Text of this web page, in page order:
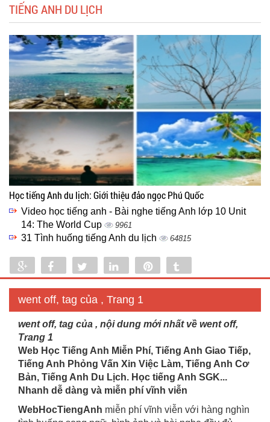
TIẾNG ANH DU LỊCH
Học tiếng Anh du lịch: Giới thiệu đảo ngọc Phú Quốc
Video học tiếng anh - Bài nghe tiếng Anh lớp 10 Unit
14: The World Cup
9961
31 Tình huống tiếng Anh du lịch 64815
Share Share Tweet Share
went off, tag của , Trang 1
went off, tag của , nội dung mới nhất về went off,
Trang 1
Web Học Tiếng Anh Miễn Phí, Tiếng Anh Giao Tiếp,
Tiếng Anh Phỏng Vấn Xin Việc Làm, Tiếng Anh Cơ
Bản, Tiếng Anh Du Lịch. Học tiếng Anh SGK...
Nhanh dễ dàng và miễn phí vĩnh viễn
WebHocTiengAnh miễn phí vĩnh viễn với hàng nghìn